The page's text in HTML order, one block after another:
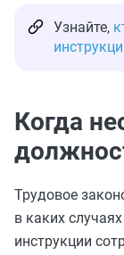
Узнайте,
Когда
Трудовое
в каких
инструкции